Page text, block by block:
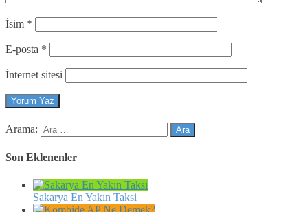
İsim *
E-posta *
İnternet sitesi
Arama:
Son Eklenenler
Sakarya En Yakın Taksi